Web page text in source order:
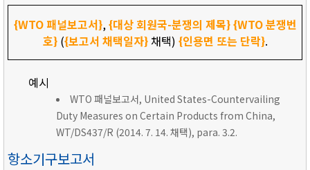
{WTO 패널보고서},{대상 회원국-분쟁의 제목}{WTO 분쟁번
호}({보고서 채택일자}채택) {인용면 또는 단락}.
예시
WTO 패널보고서, United States-Countervailing
Duty Measures on Certain Products from China,
WT/DS437/R (2014. 7. 14. 채택), para. 3.2.
항소기구보고서